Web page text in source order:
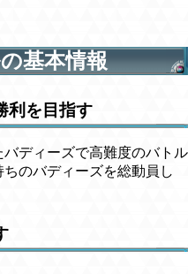
基本情報
利を目指す
ディーズで高難度のバトル
のバディーズを総動員し